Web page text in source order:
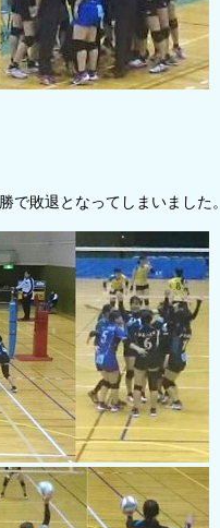
で敗退となってしまいました。